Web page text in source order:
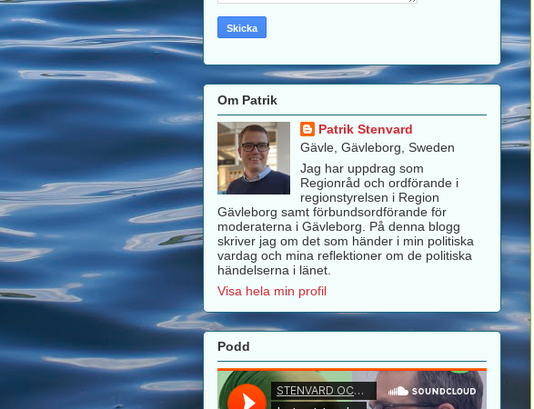
Om Patrik
Patrik Stenvard
Gävle, Gävleborg, Sweden
Jag har uppdrag som
Regionråd och ordförande i
regionstyrelsen i Region
Gävleborg samt förbundsordförande för
moderaterna i Gävleborg. På denna blogg
skriver jag om det som händer i min politiska
vardag och mina reflektioner om de politiska
händelserna i länet.
Visa hela min profil
Podd